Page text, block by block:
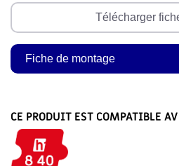
Télécharger
Fiche de montage
CE PRODUIT EST COMPATIBLE